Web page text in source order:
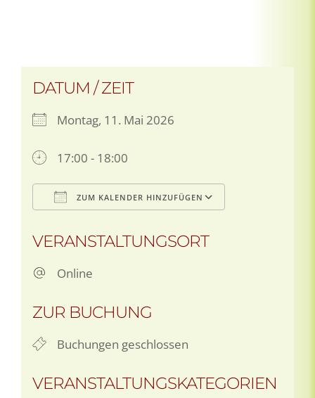
DATUM / ZEIT
Montag, 11. Mai 2026
17:00 - 18:00
ZUM KALENDER HINZUFÜGEN
VERANSTALTUNGSORT
Online
ZUR BUCHUNG
Buchungen geschlossen
VERANSTALTUNGSKATEGORIEN